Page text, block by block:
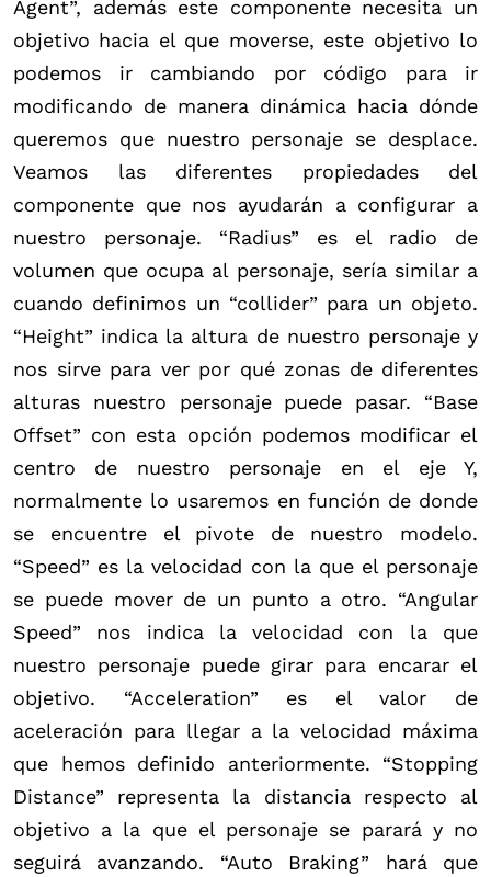
Agent”, además este componente necesita un
objetivo hacia el que moverse, este objetivo lo
podemos ir cambiando por código para ir
modificando de manera dinámica hacia dónde
queremos que nuestro personaje se desplace.
Veamos las diferentes propiedades del
componente que nos ayudarán a configurar a
nuestro personaje. “Radius” es el radio de
volumen que ocupa al personaje, sería similar a
cuando definimos un “collider” para un objeto.
“Height” indica la altura de nuestro personaje y
nos sirve para ver por qué zonas de diferentes
alturas nuestro personaje puede pasar. “Base
Offset” con esta opción podemos modificar el
centro de nuestro personaje en el eje Y,
normalmente lo usaremos en función de donde
se encuentre el pivote de nuestro modelo.
“Speed” es la velocidad con la que el personaje
se puede mover de un punto a otro. “Angular
Speed” nos indica la velocidad con la que
nuestro personaje puede girar para encarar el
objetivo. “Acceleration” es el valor de
aceleración para llegar a la velocidad máxima
que hemos definido anteriormente. “Stopping
Distance” representa la distancia respecto al
objetivo a la que el personaje se parará y no
seguirá avanzando. “Auto Braking” hará que